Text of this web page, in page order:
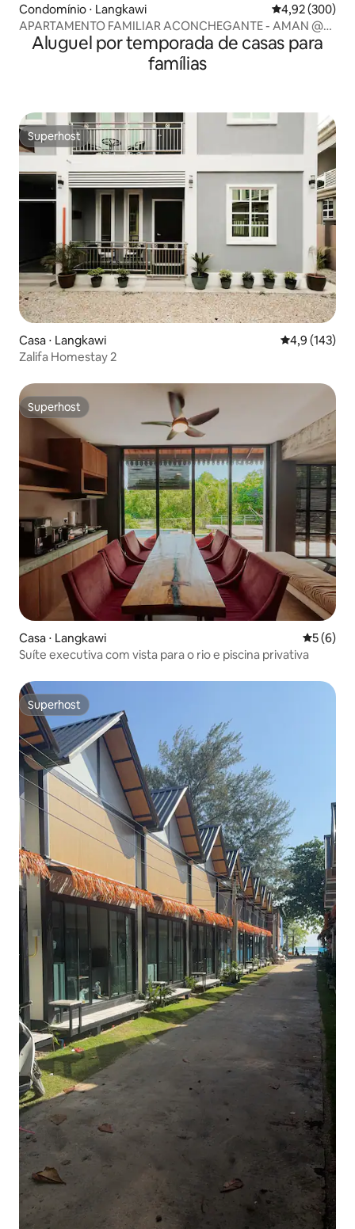
Condomínio ⋅ Langkawi 4,92 de uma
4,92 (300)
APARTAMENTO FAMILIAR ACONCHEGANTE - AMAN @
Langkawi
Aluguel por temporada de casas para
famílias
Superhost
Superhost
Casa ⋅ Langkawi 4,9 de uma
4,9 (143)
Zalifa Homestay 2
Superhost
Superhost
Casa ⋅ Langkawi 5 de
5 (6)
Suíte executiva com vista para o rio e piscina privativa
Superhost
Superhost